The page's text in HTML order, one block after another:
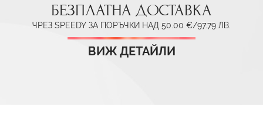
БЕЗПЛАТНА ДОСТАВКА
ЧРЕЗ SPEEDY ЗА ПОРЪЧКИ НАД 50.00 €/97.79 ЛВ.
ВИЖ ДЕТАЙЛИ